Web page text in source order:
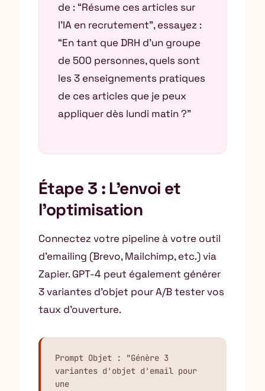
de : “Résume ces articles sur
l’IA en recrutement”, essayez :
“En tant que DRH d’un groupe
de 500 personnes, quels sont
les 3 enseignements pratiques
de ces articles que je peux
appliquer dès lundi matin ?”
Étape 3 : L’envoi et
l’optimisation
Connectez votre pipeline à votre outil
d’emailing (Brevo, Mailchimp, etc.) via
Zapier. GPT-4 peut également générer
3 variantes d’objet pour A/B tester vos
taux d’ouverture.
Prompt Objet : "Génère 3
variantes d'objet d'email pour
une